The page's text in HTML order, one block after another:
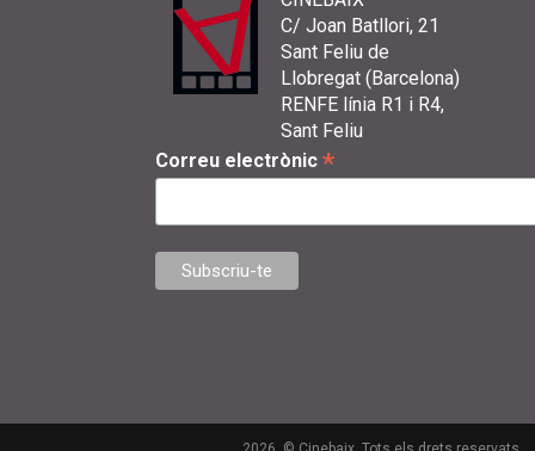
C/ Joan Batllori, 21
Sant Feliu de
Llobregat (Barcelona)
RENFE línia R1 i R4,
Sant Feliu
Correu electrònic *